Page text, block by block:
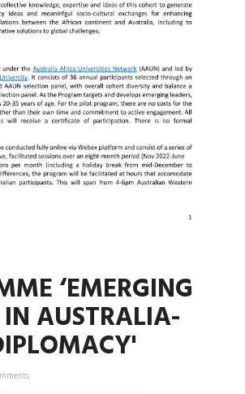
‘EMERGING
IN AUSTRALIA-